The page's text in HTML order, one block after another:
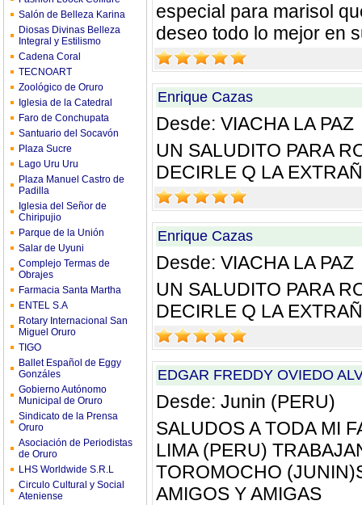
Salón de Belleza Karina
Diosas Divinas Belleza
Integral y Estilismo
Cadena Coral
TECNOART
Zoológico de Oruro
Iglesia de la Catedral
Faro de Conchupata
Santuario del Socavón
Plaza Sucre
Lago Uru Uru
Plaza Manuel Castro de
Padilla
Iglesia del Señor de
Chiripujio
Parque de la Unión
Salar de Uyuni
Complejo Termas de
Obrajes
Farmacia Santa Martha
ENTEL S.A
Rotary Internacional San
Miguel Oruro
TIGO
Ballet Español de Eggy
Gonzáles
Gobierno Autónomo
Municipal de Oruro
Sindicato de la Prensa
Oruro
Asociación de Periodistas
de Oruro
LHS Worldwide S.R.L
Circulo Cultural y Social
Ateniense
especial para marisol
deseo todo lo mejor en
Enrique Cazas
Desde: VIACHA LA PAZ
UN SALUDITO PARA
DECIRLE Q LA
Enrique Cazas
Desde: VIACHA LA PAZ
UN SALUDITO PARA
DECIRLE Q LA
EDGAR FREDDY OVIEDO
Desde: Junin (PERU)
SALUDOS A TODA MI
LIMA (PERU)
TOROMOCHO
AMIGOS Y AMIGAS